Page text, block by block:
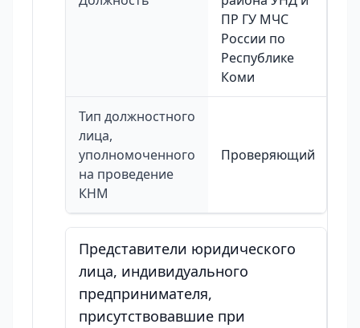
ПР ГУ МЧС
России по
Республике
Коми
Тип должностного
лица,
уполномоченного
на проведение
КНМ
Проверяющий
Представители юридического
лица, индивидуального
предпринимателя,
присутствовавшие при